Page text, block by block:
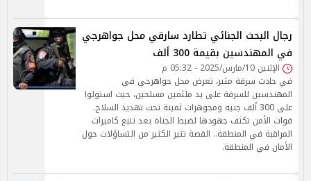
رجال البحث الجنائي تطارد سارقي محل جواهرجي
في المهندسين بقيمة 300 ألف
الإثنين 10/مارس/2025 - 05:32 م
في حادث سرقة مثير، تعرض محل جواهرجي في
المهندسين للسرقة على يد ملثمين مسلحين، حيث استولوا
على 300 ألف جنيه ومجوهرات ثمينة تحت تهديد السلاح.
قوات الأمن تكثف جهودها لضبط الجناة بعد تتبع كاميرات
المراقبة في المنطقة.. القصة تثير الكثير من التساؤلات حول
الأمان في المنطقة.